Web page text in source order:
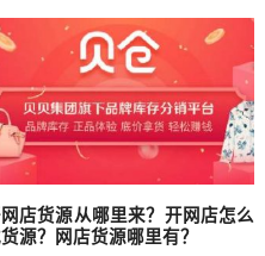
店货源从哪里来？开网店怎么
源？网店货源哪里有？